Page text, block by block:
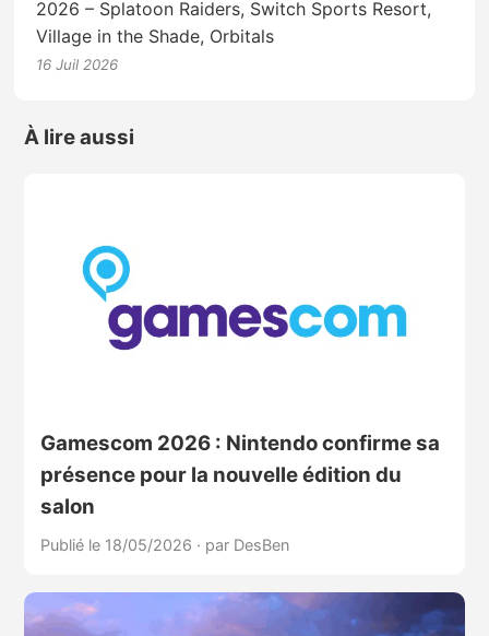
2026 – Splatoon Raiders, Switch Sports Resort,
Village in the Shade, Orbitals
16 Juil 2026
À lire aussi
Gamescom 2026 : Nintendo confirme sa
présence pour la nouvelle édition du
salon
Publié le 18/05/2026 · par DesBen